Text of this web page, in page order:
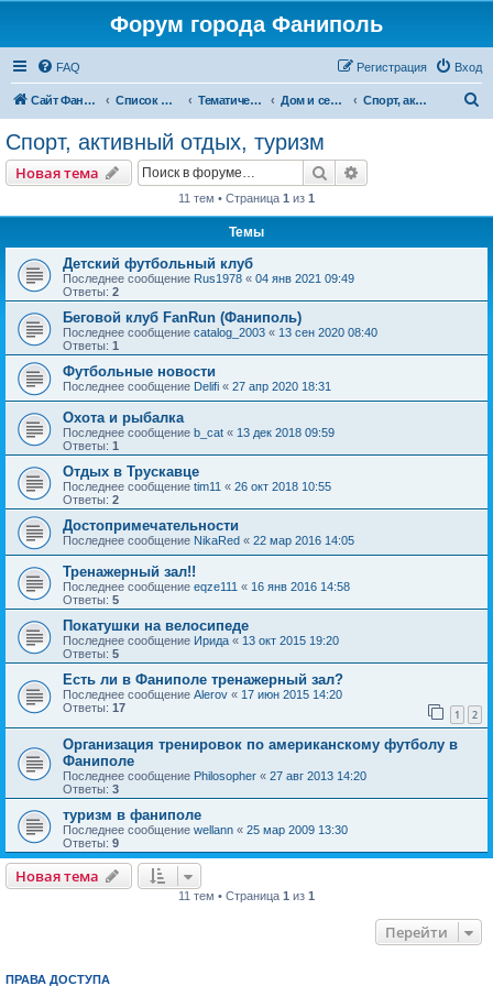
Форум города Фаниполь
FAQ Вход
Регистрация
Сайт Фаниполь OnLine Список форумов Тематические разделы Дом и семья Спорт, активный отдых, туризм
Спорт, активный отдых, туризм
Новая тема Поиск
11 тем • Страница 1 из 1
Темы
Детский футбольный клуб
Последнее сообщение Rus1978 « 04 янв 2021 09:49
Ответы: 2
Беговой клуб FanRun (Фаниполь)
Последнее сообщение catalog_2003 « 13 сен 2020 08:40
Ответы: 1
Футбольные новости
Последнее сообщение Delifi « 27 апр 2020 18:31
Охота и рыбалка
Последнее сообщение b_cat « 13 дек 2018 09:59
Ответы: 1
Oтдых в Трускавце
Последнее сообщение tim11 « 26 окт 2018 10:55
Ответы: 2
Достопримечательности
Последнее сообщение NikaRed « 22 мар 2016 14:05
Тренажерный зал!!
Последнее сообщение eqze111 « 16 янв 2016 14:58
Ответы: 5
Покатушки на велосипеде
Последнее сообщение Ирида « 13 окт 2015 19:20
Ответы: 5
Есть ли в Фаниполе тренажерный зал?
Последнее сообщение Alerov « 17 июн 2015 14:20
Ответы: 17 1 2
Организация тренировок по американскому футболу в
Фаниполе
Последнее сообщение Philosopher « 27 авг 2013 14:20
Ответы: 3
туризм в фаниполе
Последнее сообщение wellann « 25 мар 2009 13:30
Ответы: 9
Новая тема
11 тем • Страница 1 из 1
Перейти
ПРАВА ДОСТУПА